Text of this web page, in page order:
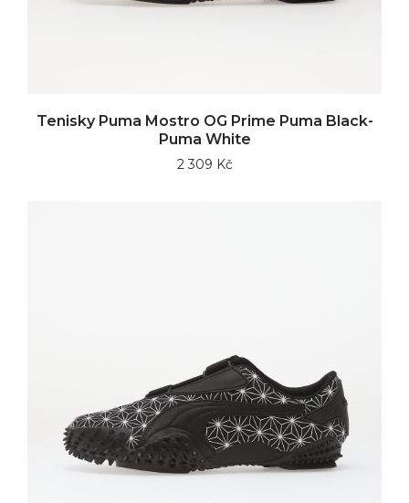
Tenisky Puma Mostro OG Prime Puma Black-
Puma White
2 309 Kč